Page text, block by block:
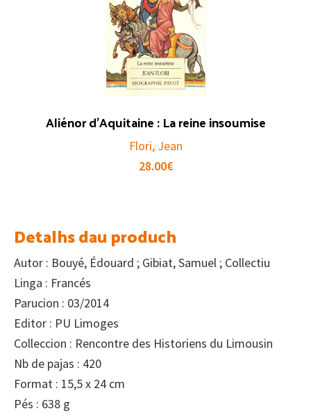
Aliénor d’Aquitaine : La reine insoumise
Flori, Jean
28.00€
Detalhs dau produch
Autor : Bouyé, Édouard ; Gibiat, Samuel ; Collectiu
Linga : Francés
Parucion : 03/2014
Editor : PU Limoges
Colleccion : Rencontre des Historiens du Limousin
Nb de pajas : 420
Format : 15,5 x 24 cm
Pés : 638 g